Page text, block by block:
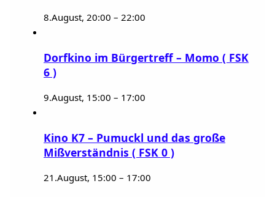
8.August, 20:00 –22:00
Dorfkino im Bürgertreff – Momo ( FSK
6 )
9.August, 15:00 – 17:00
Kino K7 – Pumuckl und das große
Mißverständnis ( FSK 0 )
21.August, 15:00 – 17:00